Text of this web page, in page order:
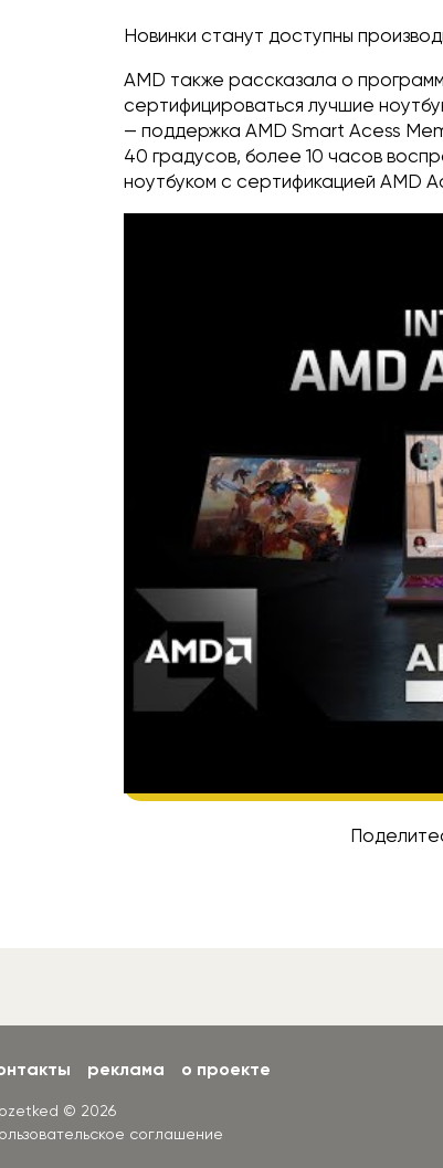
Новинки станут доступны
AMD также рассказала о
сертифицироваться лучшие
— поддержка AMD Smart Acess
40 градусов, более 10 часов
ноутбуком с сертификацией AMD
Источник:AMD
реклама о проекте
© 2026
соглашение